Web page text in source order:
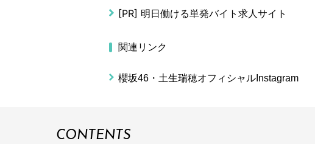
[PR] 明日働ける単発バイト求人サイト
関連リンク
櫻坂46・土生瑞穂オフィシャルInstagram
CONTENTS